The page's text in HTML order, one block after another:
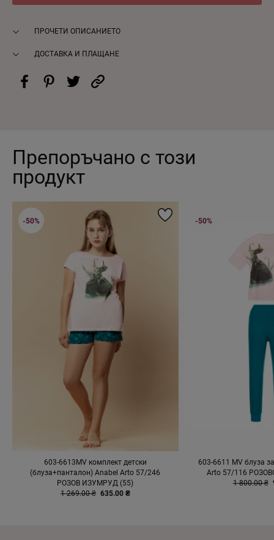
ПРОЧЕТИ ОПИСАНИЕТО
ДОСТАВКА И ПЛАЩАНЕ
Препоръчано с този
продукт
603-6613MV комплект детски
(блуза+панталон) Anabel Arto 57/246
РОЗОВ ИЗУМРУД (55)
1 269.00 ₴ 635.00 ₴
-50%
603-6611 MV блуза
Arto 57/116
1 800.00 ₴
-50%